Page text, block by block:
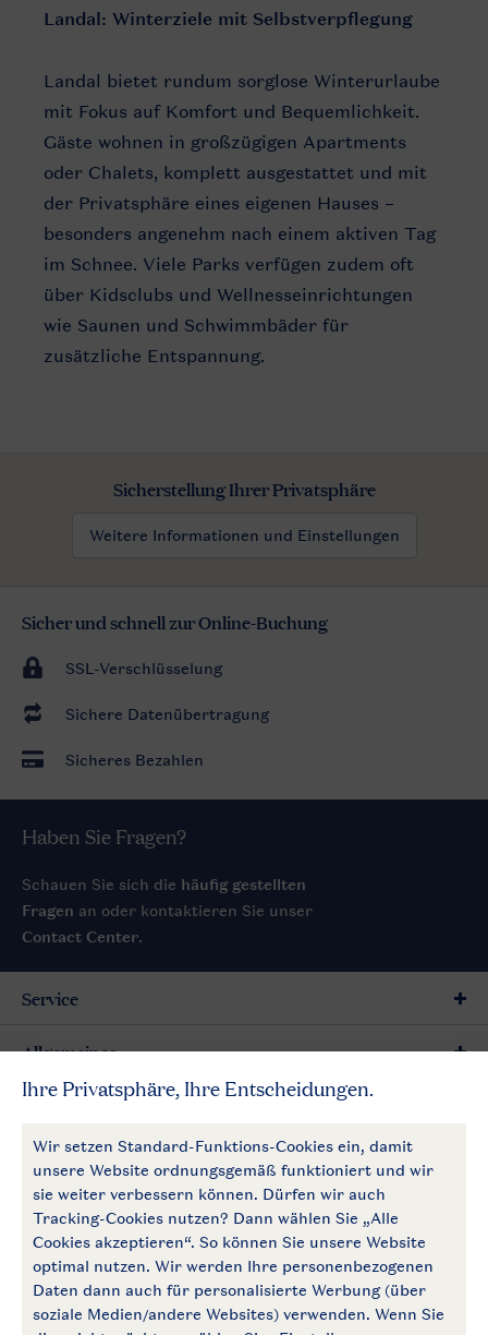
Landal: Winterziele mit Selbstverpflegung
Landal bietet rundum sorglose Winterurlaube
mit Fokus auf Komfort und Bequemlichkeit.
Gäste wohnen in großzügigen Apartments
oder Chalets, komplett ausgestattet und mit
der Privatsphäre eines eigenen Hauses –
besonders angenehm nach einem aktiven Tag
im Schnee. Viele Parks verfügen zudem oft
über Kidsclubs und Wellnesseinrichtungen
wie Saunen und Schwimmbäder für
zusätzliche Entspannung.
Sicherstellung Ihrer Privatsphäre
Weitere Informationen und Einstellungen
Sicher und schnell zur Online-Buchung
SSL-Verschlüsselung
Sichere Datenübertragung
Sicheres Bezahlen
Haben Sie Fragen?
Schauen Sie sich die häufig gestellten
Fragen an oder kontaktieren Sie unser
Contact Center.
Follow Us
facebookinstagram
Service
Allgemeines
Mehr Landal
Zahlungsmöglichkeiten